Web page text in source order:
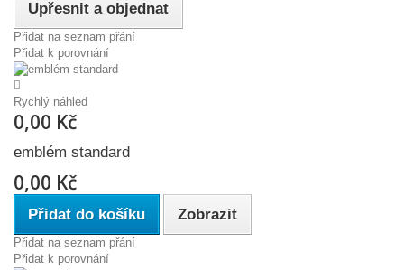
Upřesnit a objednat
Přidat na seznam přání
Přidat k porovnání
Rychlý náhled
0,00 Kč
emblém standard
0,00 Kč
Přidat do košíku Zobrazit
Přidat na seznam přání
Přidat k porovnání